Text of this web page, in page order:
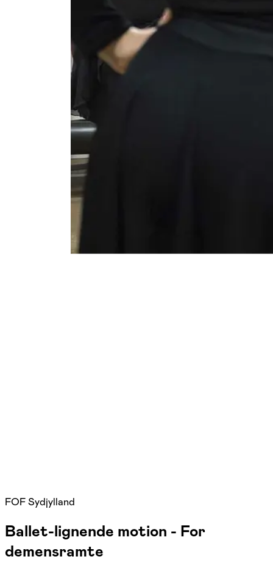
FOF Sydjylland
Ballet-lignende motion - For
demensramte